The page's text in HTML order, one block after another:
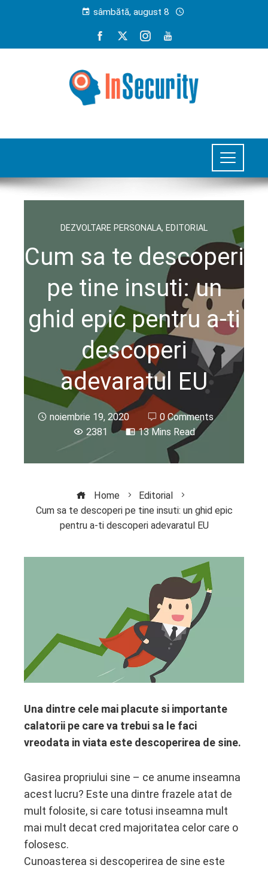
sâmbătă, august 8
DEZVOLTARE PERSONALA, EDITORIAL
Cum sa te descoperi
pe tine insuti: un
ghid epic pentru a-ti
descoperi
adevaratul EU
noiembrie 19, 2020
0 Comments
2381
13 Mins Read
Home
Editorial
Cum sa te descoperi pe tine insuti: un ghid epic
pentru a-ti descoperi adevaratul EU
Una dintre cele mai placute si importante
calatorii pe care va trebui sa le faci
vreodata in viata este descoperirea de sine.
Gasirea propriului sine – ce anume inseamna
acest lucru? Este una dintre frazele atat de
mult folosite, si care totusi inseamna mult
mai mult decat cred majoritatea celor care o
folosesc.
Cunoasterea si descoperirea de sine este